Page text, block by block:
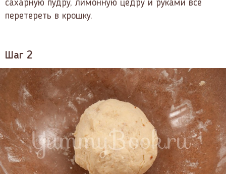
сахарную пудру, лимонную цедру и руками всё
перетереть в крошку.
Шаг 2